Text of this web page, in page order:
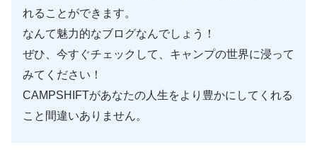
れることができます。
なんて魅力的なブログなんでしょう！
ぜひ、今すぐチェックして、キャンプの世界に浸って
みてください！
CAMPSHIFTがあなたの人生をより豊かにしてくれる
こと間違いありません。